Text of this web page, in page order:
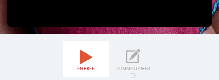
EN BREF
COMMENTAIRES
(1)